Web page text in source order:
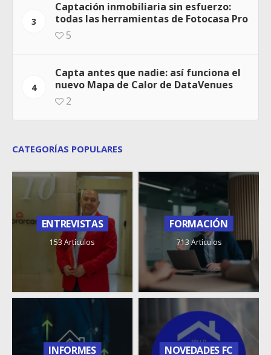
3
Captación inmobiliaria sin esfuerzo:
todas las herramientas de Fotocasa Pro
5
4
Capta antes que nadie: así funciona el
nuevo Mapa de Calor de DataVenues
2
CATEGORÍAS POPULARES
ENTREVISTAS
153 Artículos
FORMACIÓN
713 Artículos
INFORMES NOVEDADES FC